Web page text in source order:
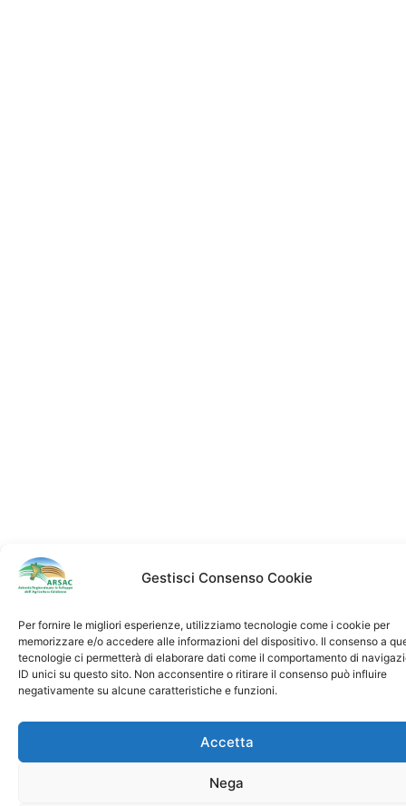
Gestisci Consenso Cookie
Per fornire le migliori esperienze, utilizziamo tecnologie come i cookie per
memorizzare e/o accedere alle informazioni del dispositivo. Il consenso a
tecnologie ci permetterà di elaborare dati come il comportamento di
ID unici su questo sito. Non acconsentire o ritirare il consenso può influire
negativamente su alcune caratteristiche e funzioni.
Accetta
Nega